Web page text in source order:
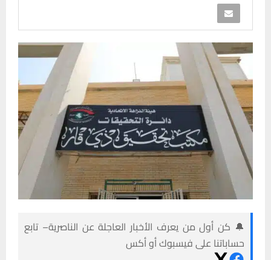
🔔 كن أول من يعرف الأخبار العاجلة عن الناصرية– تابع
حساباتنا على فيسبوك أو أكس